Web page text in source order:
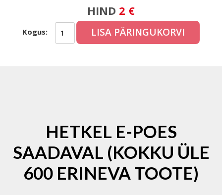
HIND 2 €
Kogus: LISA PÄRINGUKORVI
HETKEL E-POES
SAADAVAL (KOKKU ÜLE
600 ERINEVA TOOTE)